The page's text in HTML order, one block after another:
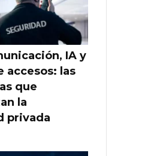
IA y
accesos: las
que
la
privada